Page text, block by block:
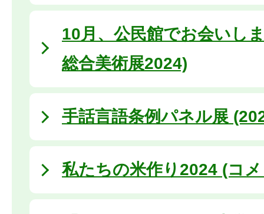
10月、公民館でお会いし
総合美術展2024)
手話言語条例パネル展
私たちの米作り2024 (コ